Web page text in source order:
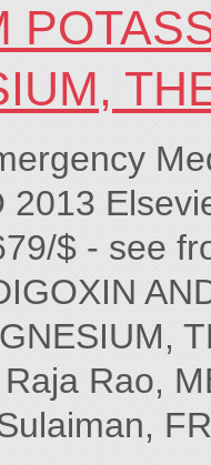
2013
$ - see
Rao,